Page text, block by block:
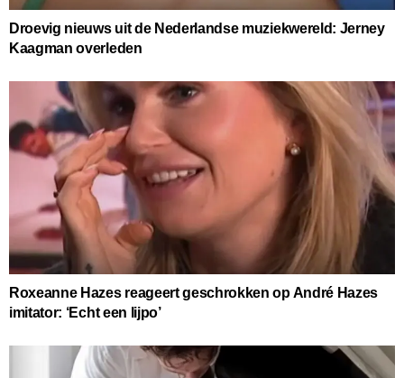
Droevig nieuws uit de Nederlandse muziekwereld: Jerney
Kaagman overleden
Roxeanne Hazes reageert geschrokken op André Hazes
imitator: ‘Echt een lijpo’